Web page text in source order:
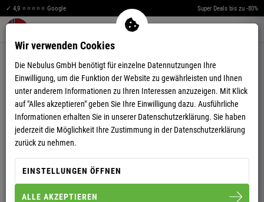
✓ 4,9 ⭐⭐⭐⭐⭐ Google Super Deals bis zu -80%
Warenkorb aufklappen
ROLLI WARMER HERREN
Wir verwenden Cookies
Die Nebulus GmbH benötigt für einzelne Datennutzungen Ihre
Einwilligung, um die Funktion der Website zu gewährleisten und Ihnen
unter anderem Informationen zu Ihren Interessen anzuzeigen. Mit Klick
auf "Alles akzeptieren" geben Sie Ihre Einwilligung dazu. Ausführliche
Informationen erhalten Sie in unserer Datenschutzerklärung. Sie haben
jederzeit die Möglichkeit Ihre Zustimmung in der Datenschutzerklärung
zurück zu nehmen.
EINSTELLUNGEN ÖFFNEN
ALLE AKZEPTIEREN